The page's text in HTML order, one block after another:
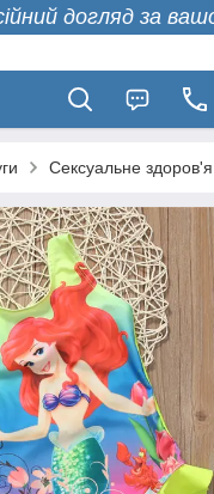
догляд за
Сексуальне здоров'я